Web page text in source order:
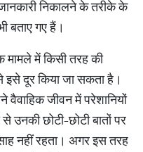
निकालने के तरीके के
बताए गए हैं।
मामले में किसी तरह की
इसे दूर किया जा सकता है।
वैवाहिक जीवन में परेशानियों
उनकी छोटी-छोटी बातों पर
नहीं रहता। अगर इस तरह